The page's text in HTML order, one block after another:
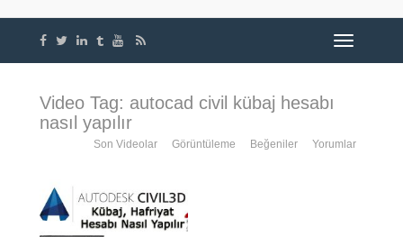
Video Tag: autocad civil kübaj hesabı
nasıl yapılır
Son Videolar Görüntüleme Beğeniler Yorumlar